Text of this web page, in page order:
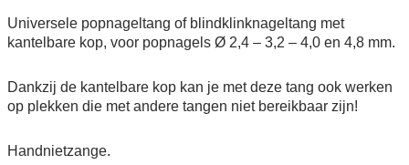
Universele popnageltang of blindklinknageltang met
kantelbare kop, voor popnagels Ø 2,4 – 3,2 – 4,0 en 4,8 mm.
Dankzij de kantelbare kop kan je met deze tang ook werken
op plekken die met andere tangen niet bereikbaar zijn!
Handnietzange.